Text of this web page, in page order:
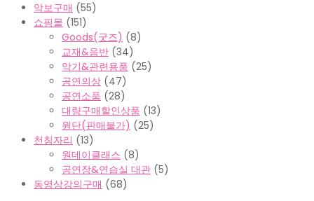
악보구매 (55)
쇼핑몰 (151)
Goods(굿즈) (8)
교재&음반 (34)
악기&관련용품 (25)
공연의상 (47)
공연소품 (28)
대량구매할인상품 (13)
원단(판매불가) (25)
천칭자리 (13)
원데이클래스 (8)
공연장&연습실 대관 (5)
동영상강의구매 (68)